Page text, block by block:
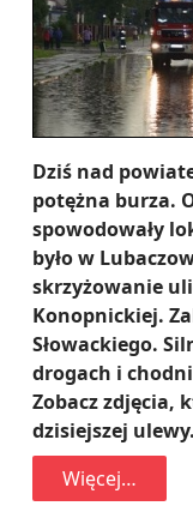
Dziś nad
potężna burza.
spowodowały
było w
skrzyżowanie
Konopnickiej.
Słowackiego.
drogach i
Zobacz zdjęcia,
dzisiejszej ulewy.
Więcej…